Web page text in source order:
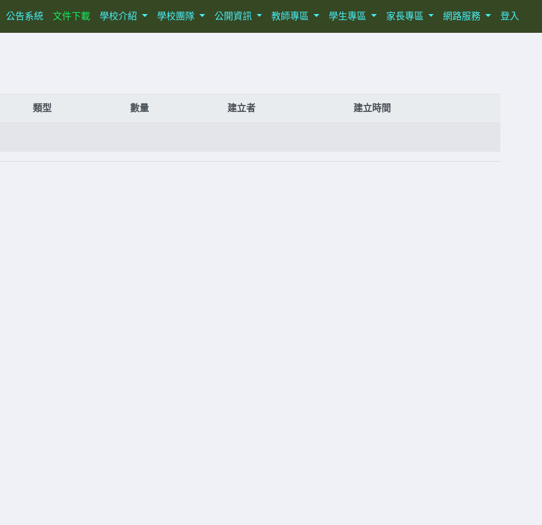
(current)
公告系統 文件下載 學校介紹 學校團隊 公開資訊 教師專區 學生專區 家長專區 網路服務 登入
類型 數量 建立者 建立時間